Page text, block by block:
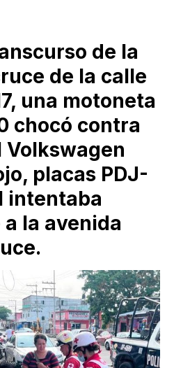
de la
de la calle
una motoneta
chocó contra
placas PDJ-
intentaba
la avenida